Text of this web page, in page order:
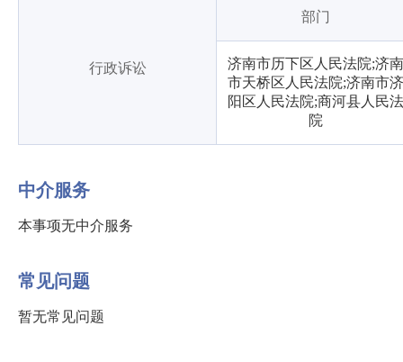
行政诉讼
部门
济南市历下区人民法院;济南
市天桥区人民法院;济南市济
阳区人民法院;商河县人民法
院
中介服务
本事项无中介服务
常见问题
暂无常见问题